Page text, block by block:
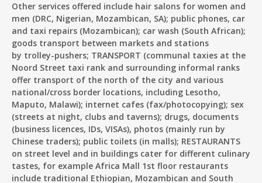
Other services offered include hair salons for women and
men (DRC, Nigerian, Mozambican, SA); public phones, car
and taxi repairs (Mozambican); car wash (South African);
goods transport between markets and stations
by trolley-pushers; TRANSPORT (communal taxies at the
Noord Street taxi rank and surrounding informal ranks
offer transport of the north of the city and various
national/cross border locations, including Lesotho,
Maputo, Malawi); internet cafes (fax/photocopying); sex
(streets at night, clubs and taverns); drugs, documents
(business licences, IDs, VISAs), photos (mainly run by
Chinese traders); public toilets (in malls); RESTAURANTS
on street level and in buildings cater for different culinary
tastes, for example Africa Mall 1st floor restaurants
include traditional Ethiopian, Mozambican and South